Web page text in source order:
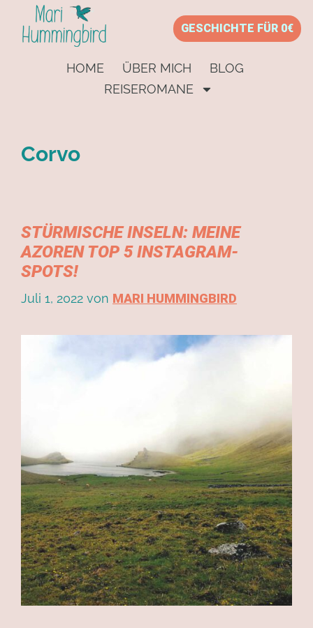
GESCHICHTE FÜR 0€
HOME ÜBER MICH
BLOG
REISEROMANE
Corvo
STÜRMISCHE INSELN: MEINE
AZOREN TOP 5 INSTAGRAM-
SPOTS!
Juli 1, 2022 von MARI HUMMINGBIRD